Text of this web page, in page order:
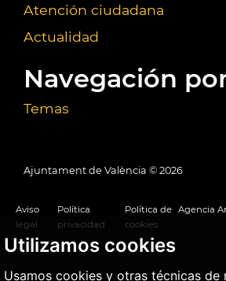
Utilizamos cookies
Usamos cookies y otras técnicas de
Atención ciudadana
Actualidad
Navegación
Temas
Ajuntament de València © 2026
Aviso
legal
Política
privacidad
Política de
cookies
Agencia